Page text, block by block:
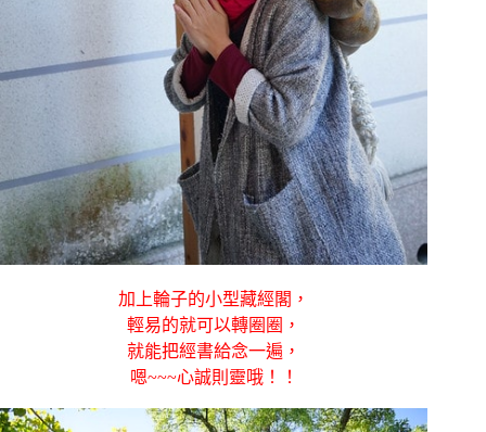
加上輪子的小型藏經閣，
輕易的就可以轉圈圈，
就能把經書給念一遍，
嗯~~~心誠則靈哦！！